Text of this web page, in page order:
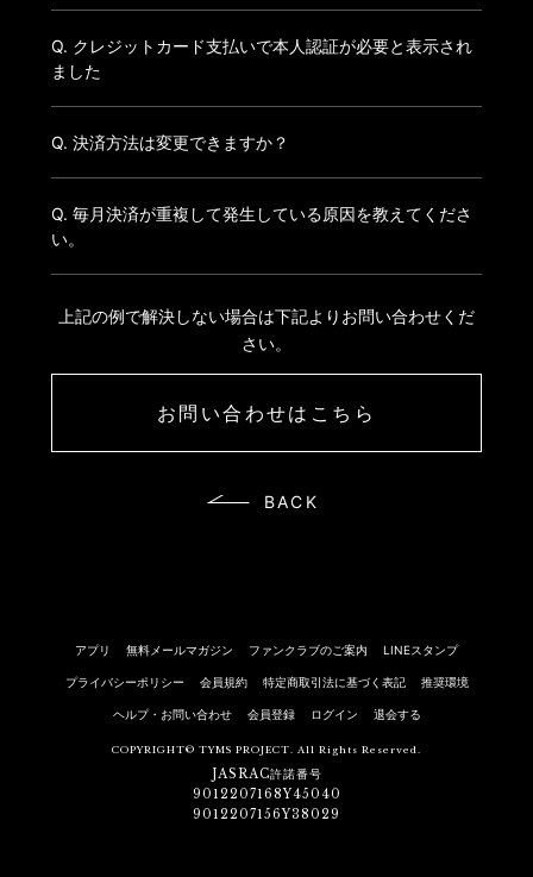
Q. クレジットカード支払いで本人認証が必要と表示され
ました
Q. 決済方法は変更できますか？
Q. 毎月決済が重複して発生している原因を教えてくださ
い。
上記の例で解決しない場合は下記よりお問い合わせくだ
さい。
お問い合わせはこちら
BACK
アプリ 無料メールマガジン ファンクラブのご案内 LINEスタンプ
プライバシーポリシー 会員規約 特定商取引法に基づく表記 推奨環境
ヘルプ・お問い合わせ 会員登録 ログイン 退会する
COPYRIGHT© TYMS PROJECT. All Rights Reserved.
JASRAC許諾番号
9012207168Y45040
9012207156Y38029